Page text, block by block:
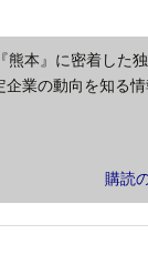
熊本』に密着し
業の動向を知る
購読